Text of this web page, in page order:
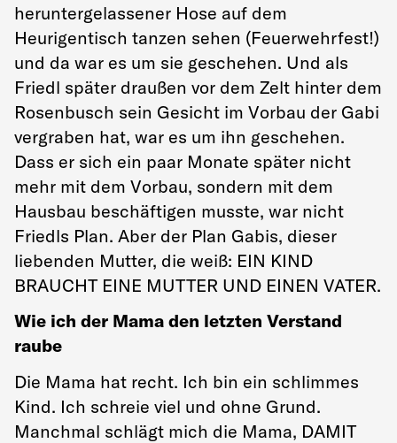
heruntergelassener Hose auf dem
Heurigentisch tanzen sehen (Feuerwehrfest!)
und da war es um sie geschehen. Und als
Friedl später draußen vor dem Zelt hinter dem
Rosenbusch sein Gesicht im Vorbau der Gabi
vergraben hat, war es um ihn geschehen.
Dass er sich ein paar Monate später nicht
mehr mit dem Vorbau, sondern mit dem
Hausbau beschäftigen musste, war nicht
Friedls Plan. Aber der Plan Gabis, dieser
liebenden Mutter, die weiß: EIN KIND
BRAUCHT EINE MUTTER UND EINEN VATER.
Wie ich der Mama den letzten Verstand
raube
Die Mama hat recht. Ich bin ein schlimmes
Kind. Ich schreie viel und ohne Grund.
Manchmal schlägt mich die Mama, DAMIT